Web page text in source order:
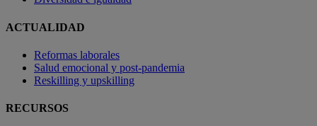
ACTUALIDAD
Reformas laborales
Salud emocional y post-pandemia
Reskilling y upskilling
RECURSOS